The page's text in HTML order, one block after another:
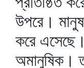
উপরে।
করে
অমানুষিক।